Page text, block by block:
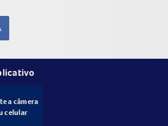
a câmera
celular